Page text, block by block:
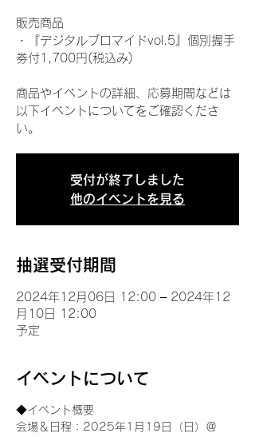
販売商品
・『デジタルブロマイドvol.5』個別握手
券付1,700円(税込み)
商品やイベントの詳細、応募期間などは
以下イベントについてをご確認くださ
い。
受付が終了しました
他のイベントを見る
抽選受付期間
2024年12月06日 12:00 – 2024年12
月10日 12:00
予定
イベントについて
◆イベント概要
会場＆日程：2025年1月19日（日）＠